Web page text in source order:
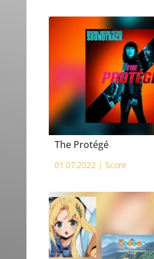
The Protégé
01.07.2022 | Score